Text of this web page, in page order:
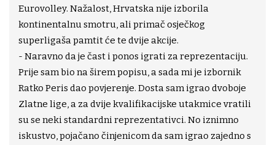
Eurovolley. Nažalost, Hrvatska nije izborila
kontinentalnu smotru, ali primač osječkog
superligaša pamtit će te dvije akcije.
- Naravno da je čast i ponos igrati za reprezentaciju.
Prije sam bio na širem popisu, a sada mi je izbornik
Ratko Peris dao povjerenje. Dosta sam igrao dvoboje
Zlatne lige, a za dvije kvalifikacijske utakmice vratili
su se neki standardni reprezentativci. No iznimno
iskustvo, pojačano činjenicom da sam igrao zajedno s